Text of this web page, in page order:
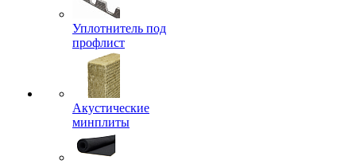
Уплотнитель под
профлист
Акустические
минплиты